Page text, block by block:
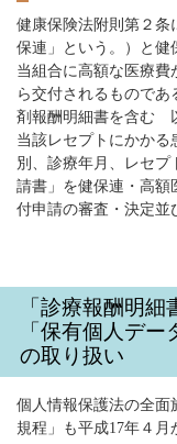
健康保険法附則第２条
保連」という。）と健
当組合に高額な医療
ら交付されるもので
剤報酬明細書を含む
当該レセプトにかか
別、診療年月、レセプ
請書」を健保連・高額
付申請の審査・決定並
「診療報酬明
「保有個人デー
の取り扱い
個人情報保護法の全面
規程」も平成17年４月